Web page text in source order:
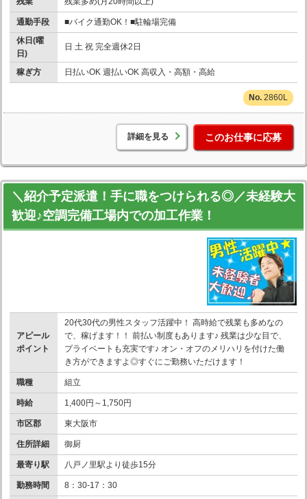
通勤手段
■バイク通勤OK！■駐輪場完備
休日(曜
日)
日 土 祝 完全週休2日
稼ぎ方 日払いOK 週払いOK 高収入・高額・高給
2860L
詳細を見る このお仕事に応募
＼紹介予定派遣！手に職をつけられる◎／未経験大
歓迎♪空調完備工場内での加工作業！
アピール
ポイント
20代30代の男性スタッフ活躍中！ 高時給で残業も多めなの
で、稼げます！！ 前払い制度もあります♪ 残業は少な目で、
プライベートも充実です♪ オン・オフのメリハリを付けた働
き方ができますよ◎すぐにご勤務いただけます！
職種 組立
時給 1,400円～1,750円
市区郡 東大阪市
住所詳細 御厨
最寄り駅 八戸ノ里駅より徒歩15分
勤務時間 8：30-17：30